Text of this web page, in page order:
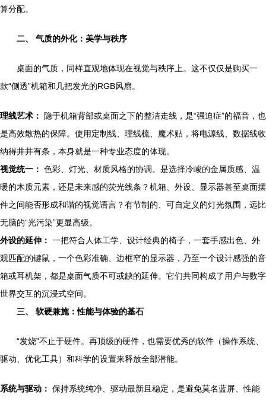
算分配。
二、 气质的外化：美学与秩序
桌面的气质，同样直观地体现在视觉与秩序上。这不仅仅是购买一
款“侧透”机箱和几把发光的RGB风扇。
理线艺术：
隐于机箱背部或桌面之下的整洁走线，是“强迫症”的福音，也
是高效散热的保障。使用定制线、理线梳、魔术贴，将电源线、数据线收
纳得井井有条，本身就是一种专业态度的体现。
视觉统一： 色彩、灯光、材质风格的协调。是选择冷峻的金属质感、温
暖的木质元素，还是未来感的荧光线条？机箱、外设、显示器甚至桌面摆
件之间能否形成和谐的视觉语言？有节制的、可自定义的灯光氛围，远比
无脑的“光污染”更显高级。
外设的延伸： 一把符合人体工学、设计经典的椅子，一套手感出色、外
观匹配的键鼠，一个色彩准确、边框窄的显示器，乃至一个设计感强的音
箱或耳机架，都是桌面气质不可或缺的延伸。它们共同构成了用户与数字
世界交互的沉浸式空间。
三、 软硬兼施：性能与体验的基石
“发烧”不止于硬件。再顶级的硬件，也需要优秀的软件（操作系统、
驱动、优化工具）和科学的设置来释放全部潜能。
系统与驱动： 保持系统纯净、驱动最新且稳定，是避免莫名蓝屏、性能